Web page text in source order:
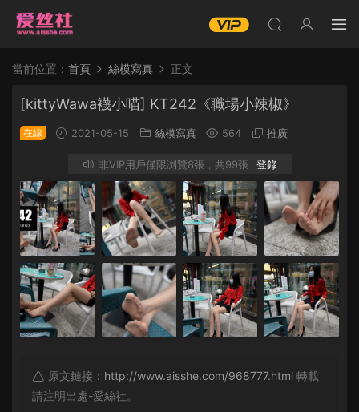
當前位置： 首頁 絲模寫真 正文
[kittyWawa襪小喵] KT242《職場小辣椒》
在線 2021-05-15 絲模寫真 564 推廣
非VIP用戶僅限浏覽8張，共99張 登錄
原文鏈接： http://www.aisshe.com/968777.html 轉載
請注明出處-愛絲社。